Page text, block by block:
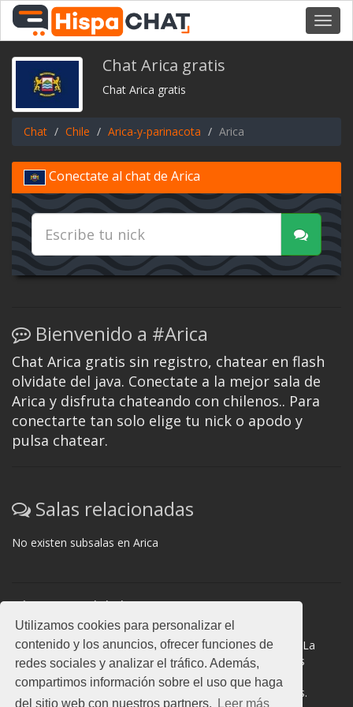
Utilizamos cookies para personalizar el
contenido y los anuncios, ofrecer funciones de
redes sociales y analizar el tráfico. Además,
compartimos información sobre el uso que haga
del sitio web con nuestros partners.
Leer más
Chat Arica gratis
Chat Arica gratis
Chat Chile Arica-y-parinacota Arica
Conectate al chat de Arica
Bienvenido a #Arica
Chat Arica gratis sin registro, chatear en flash
olvidate del java. Conectate a la mejor sala de
Arica y disfruta chateando con chilenos.. Para
conectarte tan solo elige tu nick o apodo y
pulsa chatear.
Salas relacionadas
No existen subsalas en Arica
Normas del chat
#Arica es una sala donde participan cientos de personas.
Mantén la educación y compórtate como en la vida real. La
privacidad de los usuarios es muy importante, no facilites
información de terceros. Todas las salas cuentan con
moderadores a los que puedes dirigirte en caso de dudas.